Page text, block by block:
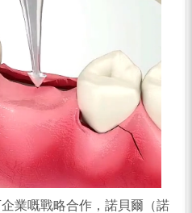
業嘅戰略合作，諾貝爾（諾